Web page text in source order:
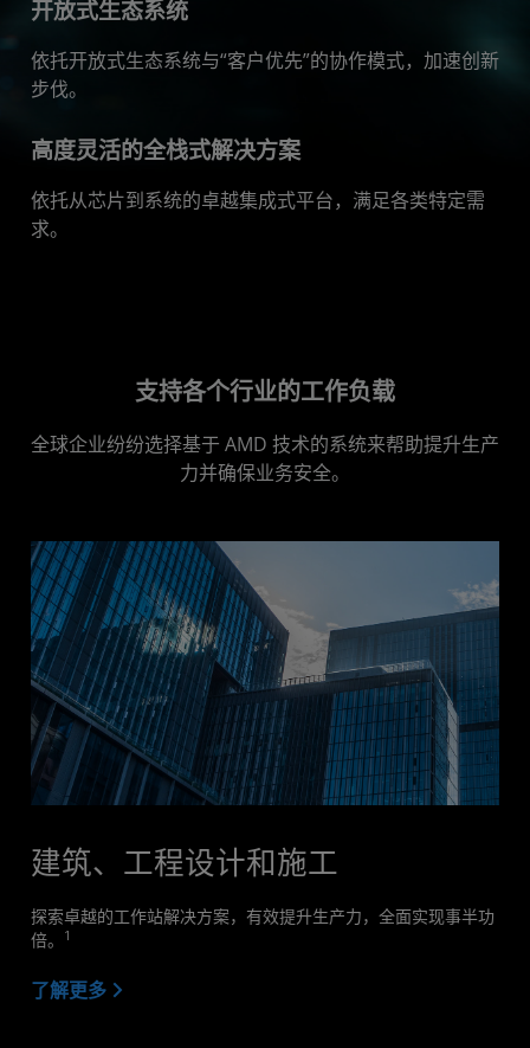
开放式生态系统
依托开放式生态系统与“客户优先”的协作模式，加速创新
步伐。
高度灵活的全栈式解决方案
依托从芯片到系统的卓越集成式平台，满足各类特定需
求。
支持各个行业的工作负载
全球企业纷纷选择基于 AMD 技术的系统来帮助提升生产
力并确保业务安全。
建筑、工程设计和施工
探索卓越的工作站解决方案，有效提升生产力，全面实现事半功
倍。
1
了解更多